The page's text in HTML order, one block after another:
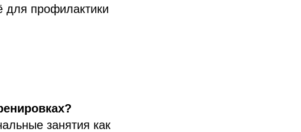
для профилактики
занятия как